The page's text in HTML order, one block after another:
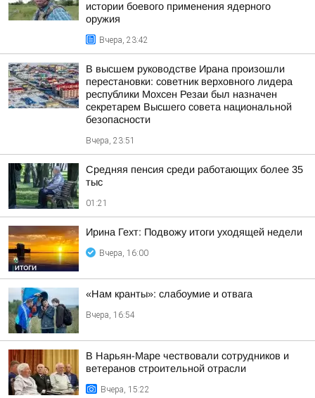
истории боевого применения ядерного
оружия
Вчера, 23:42
В высшем руководстве Ирана произошли
перестановки: советник верховного лидера
республики Мохсен Резаи был назначен
секретарем Высшего совета национальной
безопасности
Вчера, 23:51
Средняя пенсия среди работающих более 35
тыс
01:21
Ирина Гехт: Подвожу итоги уходящей недели
Вчера, 16:00
«Нам кранты»: слабоумие и отвага
Вчера, 16:54
В Нарьян-Маре чествовали сотрудников и
ветеранов строительной отрасли
Вчера, 15:22